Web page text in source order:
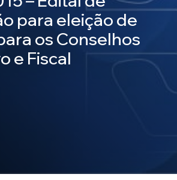
para eleição de
os Conselhos
e Fiscal